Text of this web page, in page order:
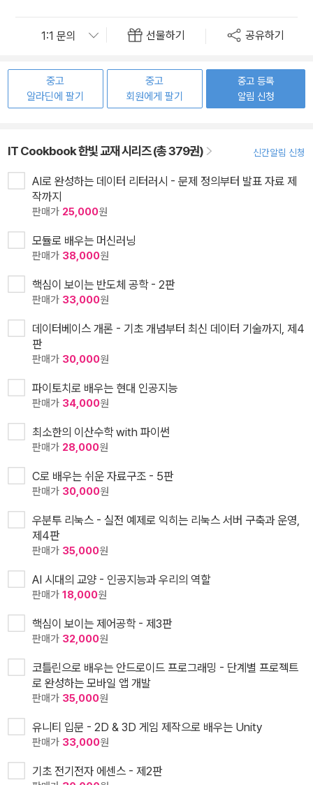
선물하기 공유하기
중고
알라딘에 팔기
중고
회원에게 팔기
중고 등록
알림 신청
IT Cookbook 한빛 교재 시리즈 (총 379권) 신간알림 신청
AI로 완성하는 데이터 리터러시 - 문제 정의부터 발표 자료 제
작까지
판매가 25,000원
모듈로 배우는 머신러닝
판매가 38,000원
핵심이 보이는 반도체 공학 - 2판
판매가 33,000원
데이터베이스 개론 - 기초 개념부터 최신 데이터 기술까지, 제4
판
판매가 30,000원
파이토치로 배우는 현대 인공지능
판매가 34,000원
최소한의 이산수학 with 파이썬
판매가 28,000원
C로 배우는 쉬운 자료구조 - 5판
판매가 30,000원
우분투 리눅스 - 실전 예제로 익히는 리눅스 서버 구축과 운영,
제4판
판매가 35,000원
AI 시대의 교양 - 인공지능과 우리의 역할
판매가 18,000원
핵심이 보이는 제어공학 - 제3판
판매가 32,000원
코틀린으로 배우는 안드로이드 프로그래밍 - 단계별 프로젝트
로 완성하는 모바일 앱 개발
판매가 35,000원
유니티 입문 - 2D & 3D 게임 제작으로 배우는 Unity
판매가 33,000원
기초 전기전자 에센스 - 제2판